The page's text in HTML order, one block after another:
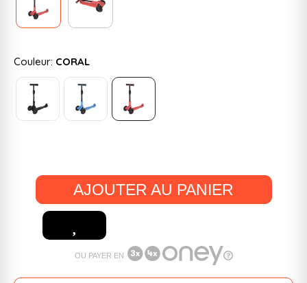
Couleur: CORAL
AJOUTER AU PANIER
OU PAYER EN